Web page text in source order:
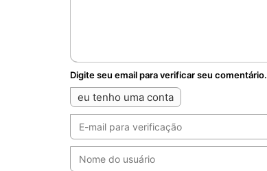
Digite seu email para verificar seu comentário.
eu tenho uma conta